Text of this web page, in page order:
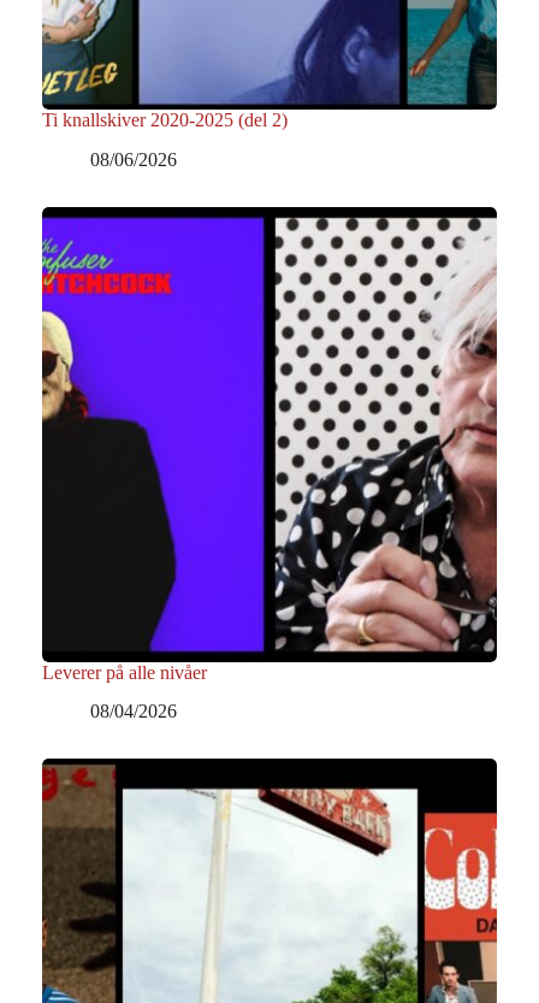
Ti knallskiver 2020-2025 (del 2)
08/06/2026
Leverer på alle nivåer
08/04/2026